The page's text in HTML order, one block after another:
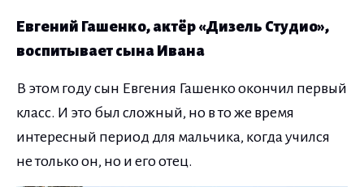
Евгений Гашенко, актёр «Дизель Студио»,
воспитывает сына Ивана
В этом году сын Евгения Гашенко окончил первый
класс. И это был сложный, но в то же время
интересный период для мальчика, когда учился
не только он, но и его отец.